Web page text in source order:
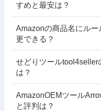
すめと最安は？
Amazonの商品名にル
更できる？
せどりツールtool4seller
は？
AmazonOEMツール
と評判は？